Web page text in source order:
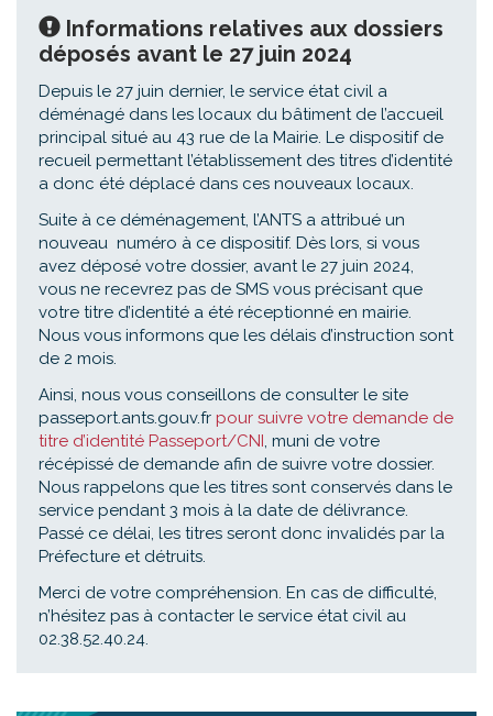
Informations relatives aux dossiers
déposés avant le 27 juin 2024
Depuis le 27 juin dernier, le service état civil a
déménagé dans les locaux du bâtiment de l’accueil
principal situé au 43 rue de la Mairie. Le dispositif de
recueil permettant l’établissement des titres d’identité
a donc été déplacé dans ces nouveaux locaux.
Suite à ce déménagement, l’ANTS a attribué un
nouveau numéro à ce dispositif. Dès lors, si vous
avez déposé votre dossier, avant le 27 juin 2024,
vous ne recevrez pas de SMS vous précisant que
votre titre d’identité a été réceptionné en mairie.
Nous vous informons que les délais d’instruction sont
de 2 mois.
Ainsi, nous vous conseillons de consulter le site
passeport.ants.gouv.fr pour suivre votre demande de
titre d’identité Passeport/CNI, muni de votre
récépissé de demande afin de suivre votre dossier.
Nous rappelons que les titres sont conservés dans le
service pendant 3 mois à la date de délivrance.
Passé ce délai, les titres seront donc invalidés par la
Préfecture et détruits.
Merci de votre compréhension. En cas de difficulté,
n’hésitez pas à contacter le service état civil au
02.38.52.40.24.